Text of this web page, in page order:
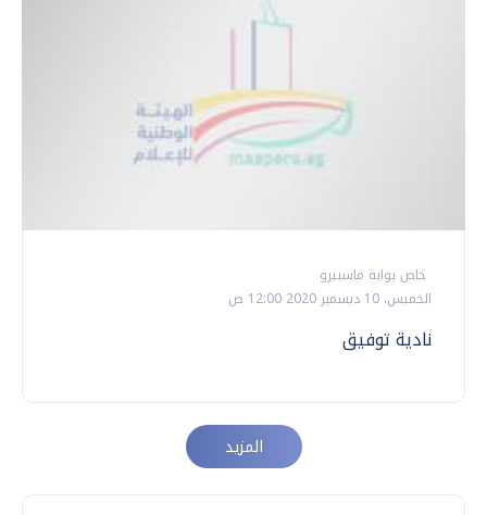
خاص بوابة ماسبيرو
الخميس، 10 ديسمبر 2020 12:00 ص
نادية توفيق
المزيد